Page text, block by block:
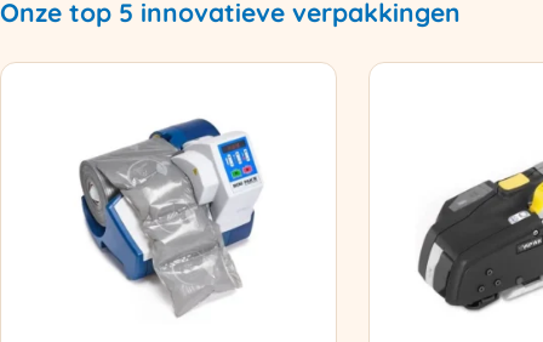
Onze top 5 innovatieve verpakkingen